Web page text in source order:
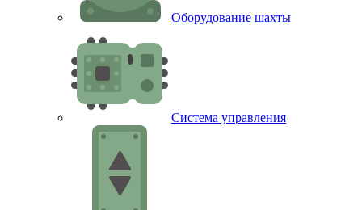
Оборудование шахты
Система управления